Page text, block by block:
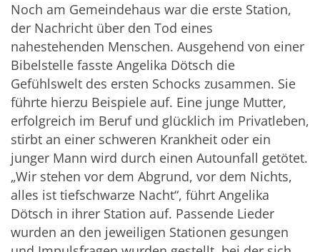
Noch am Gemeindehaus war die erste Station,
der Nachricht über den Tod eines
nahestehenden Menschen. Ausgehend von einer
Bibelstelle fasste Angelika Dötsch die
Gefühlswelt des ersten Schocks zusammen. Sie
führte hierzu Beispiele auf. Eine junge Mutter,
erfolgreich im Beruf und glücklich im Privatleben,
stirbt an einer schweren Krankheit oder ein
junger Mann wird durch einen Autounfall getötet.
„Wir stehen vor dem Abgrund, vor dem Nichts,
alles ist tiefschwarze Nacht“, führt Angelika
Dötsch in ihrer Station auf. Passende Lieder
wurden an den jeweiligen Stationen gesungen